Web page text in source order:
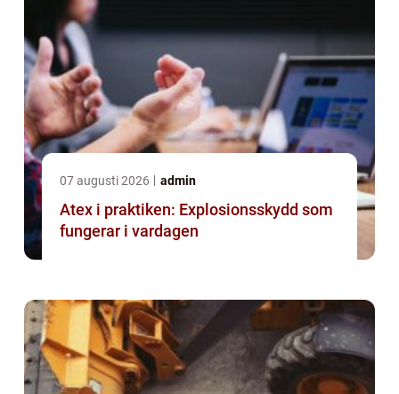
07 augusti 2026 admin
Atex i praktiken: Explosionsskydd som
fungerar i vardagen